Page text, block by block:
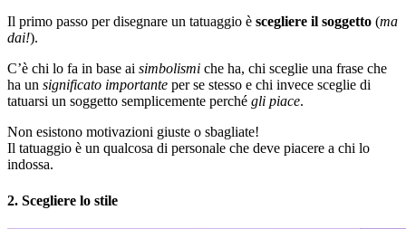
Il primo passo per disegnare un tatuaggio è scegliere il soggetto (ma
dai!).
C’è chi lo fa in base ai simbolismi che ha, chi sceglie una frase che
ha un significato importante per se stesso e chi invece sceglie di
tatuarsi un soggetto semplicemente perché gli piace.
Non esistono motivazioni giuste o sbagliate!
Il tatuaggio è un qualcosa di personale che deve piacere a chi lo
indossa.
2. Scegliere lo stile